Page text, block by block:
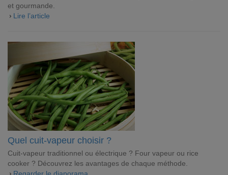
et gourmande.
Lire l’article
Quel cuit-vapeur choisir ?
Cuit-vapeur traditionnel ou électrique ? Four vapeur ou rice
cooker ? Découvrez les avantages de chaque méthode.